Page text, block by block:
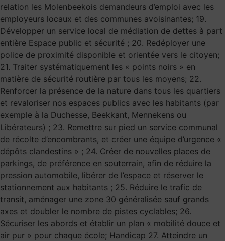
relation les Molenbeekois demandeurs d’emploi avec les
employeurs locaux et des communes avoisinantes; 19.
Développer un service local de médiation de dettes à part
entière Espace public et sécurité ; 20. Redéployer une
police de proximité disponible et orientée vers le citoyen;
21. Traiter systématiquement les « points noirs » en
matière de sécurité routière par tous les moyens; 22.
Renforcer la présence de la nature dans tous les quartiers
et revaloriser nos espaces publics avec les habitants (par
exemple à la Duchesse, Beekkant, Mennekens ou
Libérateurs) ; 23. Remettre sur pied un service communal
de récolte d’encombrants, et créer une équipe d’urgence «
dépôts clandestins » ; 24. Créer de nouvelles places de
parkings, de préférence en souterrain, afin de réduire la
pression automobile, libérer de l’espace et réserver le
stationnement aux habitants ; 25. Réduire le trafic de
transit, aménager une zone 30 généralisée sauf grands
axes et doubler le nombre de pistes cyclables; 26.
Sécuriser les abords et établir un plan « mobilité douce et
air pur » pour chaque école; Handicap 27. Atteindre un